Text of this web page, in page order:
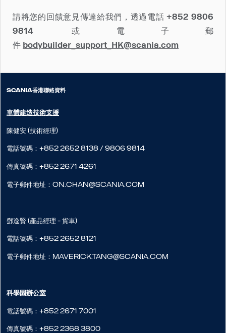
請將您的回饋意見傳達給我們，透過電話 +852 9806
9814 或電子郵
件 bodybuilder_support_HK@scania.com
SCANIA香港聯絡資料
車體建造技術支援
陳健安 (技術經理)
電話號碼：+852 2652 8138 / 9806 9814
傳真號碼：+852 2671 4261
電子郵件地址：on.chan@scania.com
鄧逸賢 (產品經理 - 貨車)
電話號碼：+852 2652 8121
電子郵件地址：maverick.tang@scania.com
科學園辦公室
電話號碼：+852 2671 7001
傳真號碼：+852 2368 3800